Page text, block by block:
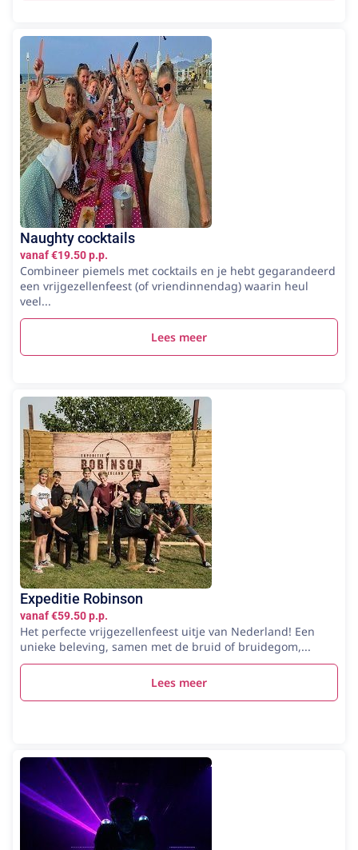
Naughty cocktails
vanaf €19.50 p.p.
Combineer piemels met cocktails en je hebt gegarandeerd
een vrijgezellenfeest (of vriendinnendag) waarin heul
veel...
Lees meer
Expeditie Robinson
vanaf €59.50 p.p.
Het perfecte vrijgezellenfeest uitje van Nederland! Een
unieke beleving, samen met de bruid of bruidegom,...
Lees meer